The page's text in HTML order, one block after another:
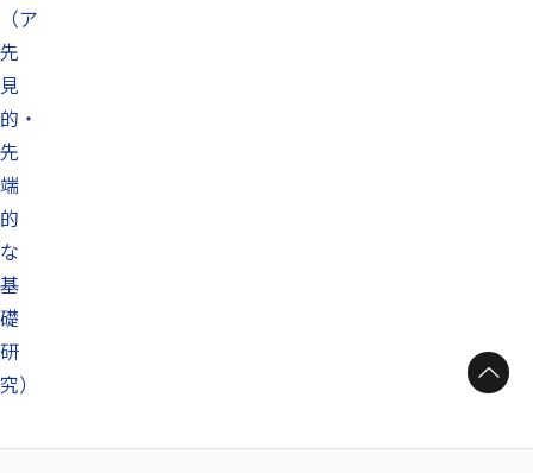
（ア
先
見
的・
先
端
的
な
基
礎
研
究）
ページトップへ